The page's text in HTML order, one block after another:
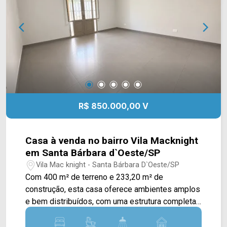
de terreno; 5 banheiros; 6 vagas rotativas.
Localizado na Rua Dom Pedro II, em
Americana/SP, com acesso às principais vias da
região e ao centro da cidade. Entre em contato
com a equipe da Arbix Imóveis e agende sua
Arbix Imóveis - Presente em cada momento.
R$ 850.000,00 V
Casa à venda no bairro Vila Macknight
em Santa Bárbara d`Oeste/SP
Vila Mac knight - Santa Bárbara D`Oeste/SP
Com 400 m² de terreno e 233,20 m² de
construção, esta casa oferece ambientes amplos
e bem distribuídos, com uma estrutura completa
para quem busca conforto e praticidade em uma